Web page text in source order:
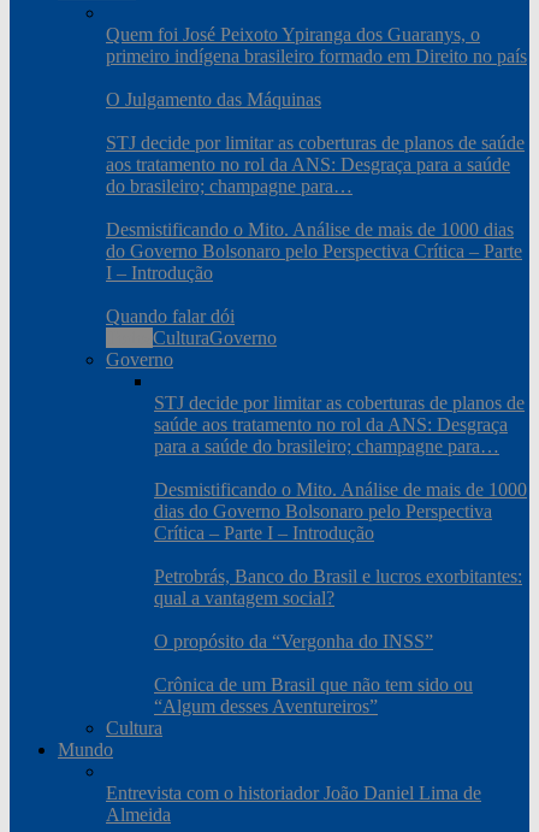
Quem foi José Peixoto Ypiranga dos Guaranys, o
primeiro indígena brasileiro formado em Direito no país
O Julgamento das Máquinas
STJ decide por limitar as coberturas de planos de saúde
aos tratamento no rol da ANS: Desgraça para a saúde
do brasileiro; champagne para…
Desmistificando o Mito. Análise de mais de 1000 dias
do Governo Bolsonaro pelo Perspectiva Crítica – Parte
I – Introdução
Quando falar dói
CulturaGoverno
Governo
STJ decide por limitar as coberturas de planos de
saúde aos tratamento no rol da ANS: Desgraça
para a saúde do brasileiro; champagne para…
Desmistificando o Mito. Análise de mais de 1000
dias do Governo Bolsonaro pelo Perspectiva
Crítica – Parte I – Introdução
Petrobrás, Banco do Brasil e lucros exorbitantes:
qual a vantagem social?
O propósito da “Vergonha do INSS”
Crônica de um Brasil que não tem sido ou
“Algum desses Aventureiros”
Cultura
Mundo
Entrevista com o historiador João Daniel Lima de
Almeida